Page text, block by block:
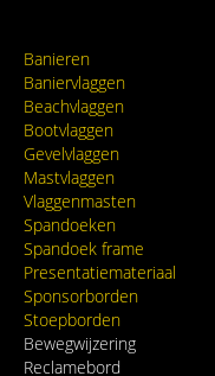
Banieren
Baniervlaggen
Beachvlaggen
Bootvlaggen
Gevelvlaggen
Mastvlaggen
Vlaggenmasten
Spandoeken
Spandoek frame
Presentatiemateriaal
Sponsorborden
Stoepborden
Bewegwijzering
Reclamebord